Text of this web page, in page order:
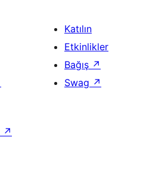
Katılın
Etkinlikler
Bağış ↗
Swag ↗
↗